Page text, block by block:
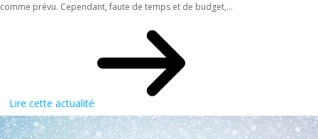
comme prévu. Cependant, faute de temps et de budget,...
Lire cette actualité